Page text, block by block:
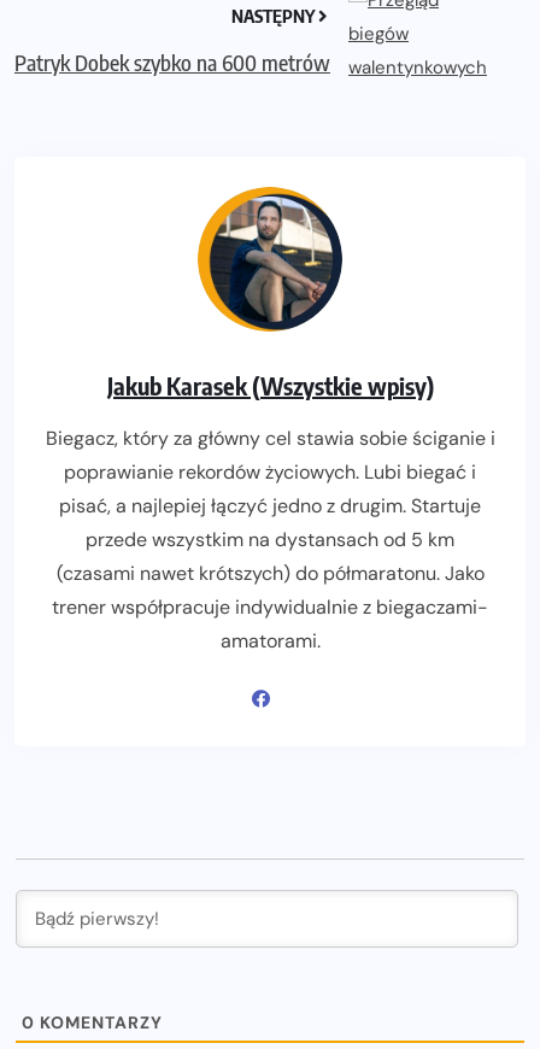
NASTĘPNY
Patryk Dobek szybko na 600 metrów
Jakub Karasek (Wszystkie wpisy)
Biegacz, który za główny cel stawia sobie ściganie i
poprawianie rekordów życiowych. Lubi biegać i
pisać, a najlepiej łączyć jedno z drugim. Startuje
przede wszystkim na dystansach od 5 km
(czasami nawet krótszych) do półmaratonu. Jako
trener współpracuje indywidualnie z biegaczami-
amatorami.
0 KOMENTARZY